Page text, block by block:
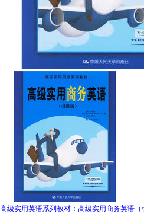
高级实用英语系列教材：高级实用商务英语（